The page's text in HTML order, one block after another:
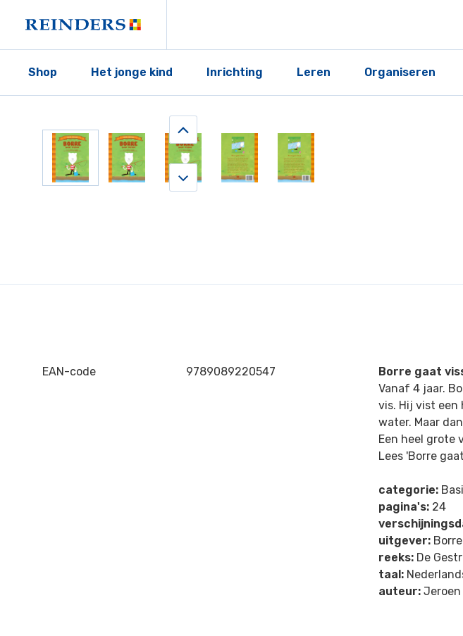
Shop Het jonge kind Inrichting Leren Organiseren
EAN-code 9789089220547
Borre gaat
Vanaf 4 jaar.
vis. Hij vist een
water. Maar
Een heel grote
Lees 'Borre
categorie:
pagina's: 24
uitgever:
reeks: De
taal:
auteur: Jeroen